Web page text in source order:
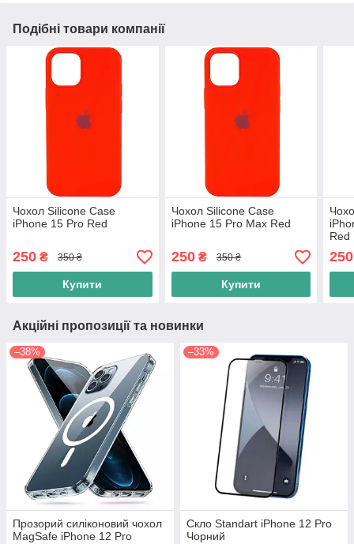
Подібні товари компанії
Чохол Silicone Case
iPhone 15 Pro Red
250 ₴ 350 ₴
Купити
Чохол Silicone Case
iPhone 15 Pro Max Red
250₴ 350 ₴
Купити
Red
250
Акційні пропозиції та новинки
–38%
Прозорий силіконовий чохол
MagSafe iPhone 12 Pro
–33%
Скло Standart iPhone 12 Pro
Чорний